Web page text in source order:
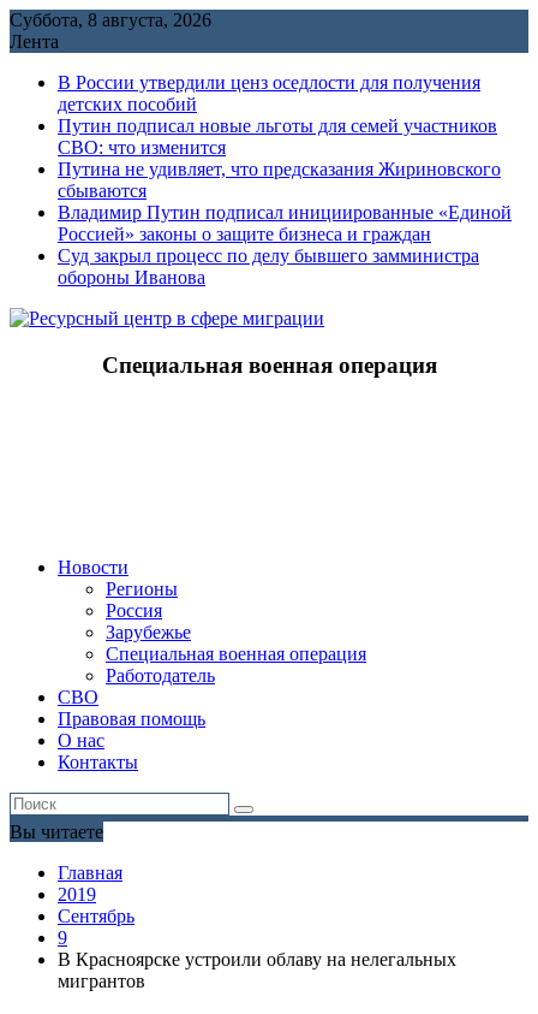
Перейти
к
Суббота, 8 августа, 2026
Лента
В России утвердили ценз оседлости для получения
детских пособий
Путин подписал новые льготы для семей участников
СВО: что изменится
Путина не удивляет, что предсказания Жириновского
сбываются
Владимир Путин подписал инициированные «Единой
Россией» законы о защите бизнеса и граждан
Cуд закрыл процесс по делу бывшего замминистра
обороны Иванова
Специальная военная операция
Новости
Регионы
Россия
Зарубежье
Специальная военная операция
Работодатель
СВО
Правовая помощь
О нас
Контакты
Вы читаете
Главная
2019
Сентябрь
9
В Красноярске устроили облаву на нелегальных
мигрантов